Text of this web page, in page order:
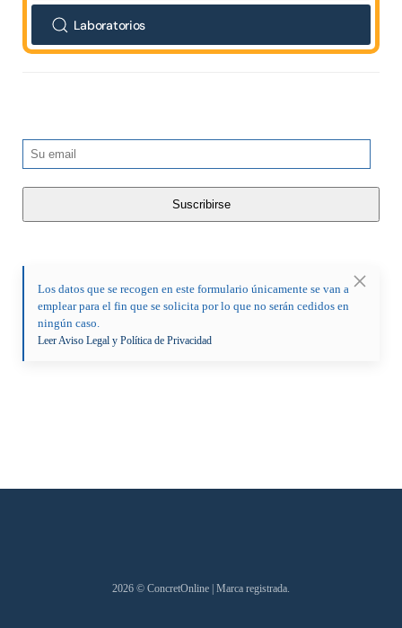
Laboratorios
Los datos que se recogen en este formulario únicamente se van a
emplear para el fin que se solicita por lo que no serán cedidos en
ningún caso.
Leer Aviso Legal y Política de Privacidad
2026 © ConcretOnline | Marca registrada.